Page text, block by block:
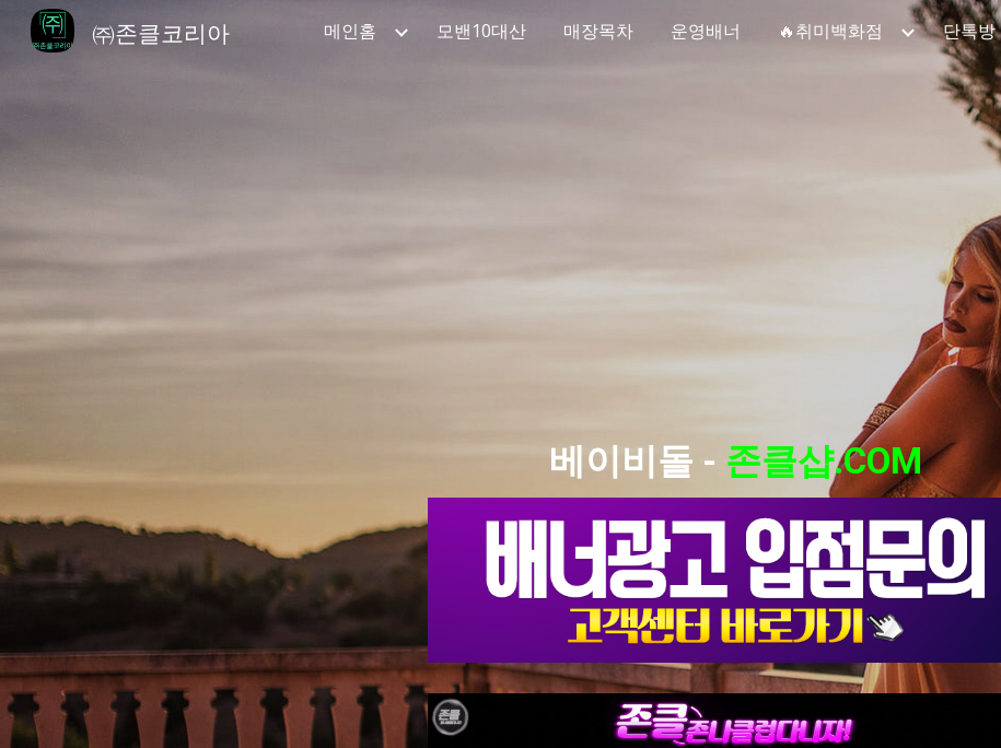
Skip to main content Skip to navigation
㈜존클코리아 메인홈 모밴10대산 매장목차 운영배너 🔥취미백화점 단톡방
베이비돌 - 존클샵.COM